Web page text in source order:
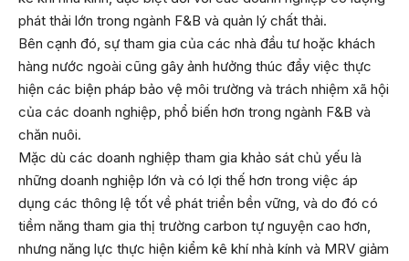
phát thải lớn trong ngành F&B và quản lý chất thải.
Bên cạnh đó, sự tham gia của các nhà đầu tư hoặc khách
hàng nước ngoài cũng gây ảnh hưởng thúc đẩy việc thực
hiện các biện pháp bảo vệ môi trường và trách nhiệm xã hội
của các doanh nghiệp, phổ biến hơn trong ngành F&B và
chăn nuôi.
Mặc dù các doanh nghiệp tham gia khảo sát chủ yếu là
những doanh nghiệp lớn và có lợi thế hơn trong việc áp
dụng các thông lệ tốt về phát triển bền vững, và do đó có
tiềm năng tham gia thị trường carbon tự nguyện cao hơn,
nhưng năng lực thực hiện kiểm kê khí nhà kính và MRV giảm